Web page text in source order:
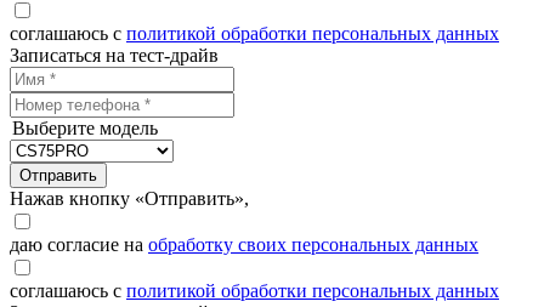
соглашаюсь с политикой обработки персональных данных
Записаться на тест-драйв
Выберите модель
Отправить
Нажав кнопку «Отправить»,
даю согласие на обработку своих персональных данных
соглашаюсь с политикой обработки персональных данных